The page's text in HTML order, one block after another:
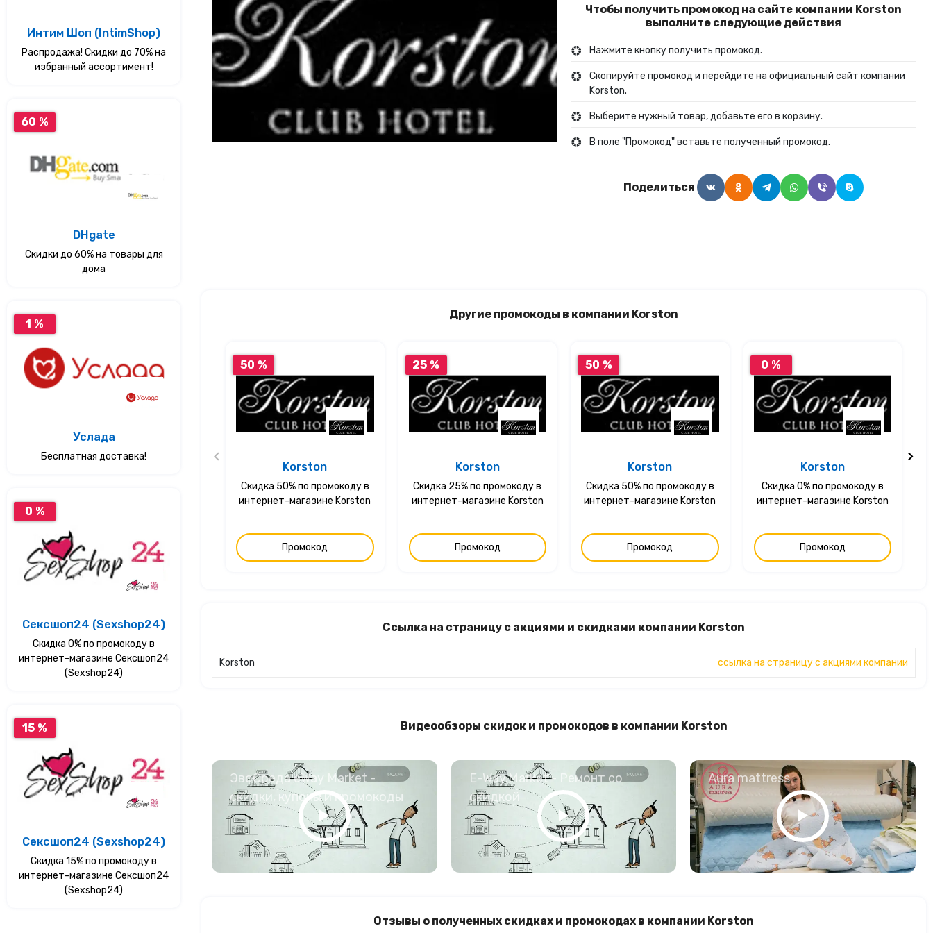
Туры и путешествия Алкогольные напитки
Кино
Чтобы получить промокод на сайте компании Korston
выполните следующие действия
Нажмите кнопку получить промокод.
Скопируйте промокод и перейдите на официальный сайт компании
Korston.
Выберите нужный товар, добавьте его в корзину.
В поле "Промокод" вставьте полученный промокод.
Поделиться
Другие промокоды в компании Korston
50 %
Korston
Скидка 50% по промокоду в
интернет-магазине Korston
Промокод
25 %
Korston
Скидка 25% по промокоду в
интернет-магазине Korston
Промокод
50 %
Korston
Скидка 50% по промокоду в
интернет-магазине Korston
Промокод
0 %
Korston
Скидка 0% по промокоду в
интернет-магазине Korston
Промокод
Ссылка на страницу с акциями и скидками компании Korston
Korston ссылка на страницу с акциями компании
Видеообзоры скидок и промокодов в компании Korston
ЭвоСреда eWay Market -
скидки, купоны и промокоды
E-Way.Market - Ремонт со
скидкой
Aura mattress
Отзывы о полученных скидках и промокодах в компании Korston
Интим Шоп (IntimShop)
Распродажа! Скидки до 70% на
избранный ассортимент!
60 %
DHgate
Скидки до 60% на товары для
дома
1 %
Услада
Бесплатная доставка!
0 %
Сексшоп24 (Sexshop24)
Скидка 0% по промокоду в
интернет-магазине Сексшоп24
(Sexshop24)
15 %
Сексшоп24 (Sexshop24)
Скидка 15% по промокоду в
интернет-магазине Сексшоп24
(Sexshop24)